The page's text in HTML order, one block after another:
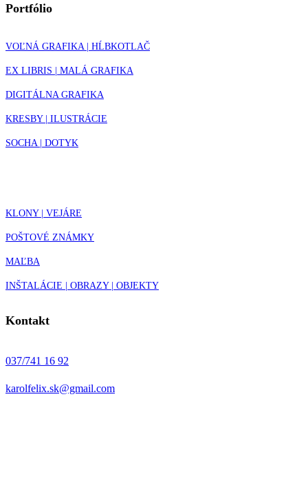
Portfólio
VOĽNÁ GRAFIKA | HĹBKOTLAČ
EX LIBRIS | MALÁ GRAFIKA
DIGITÁLNA GRAFIKA
KRESBY | ILUSTRÁCIE
SOCHA | DOTYK
KLONY | VEJÁRE
POŠTOVÉ ZNÁMKY
MAĽBA
INŠTALÁCIE | OBRAZY | OBJEKTY
Kontakt
037/741 16 92
karolfelix.sk@gmail.com